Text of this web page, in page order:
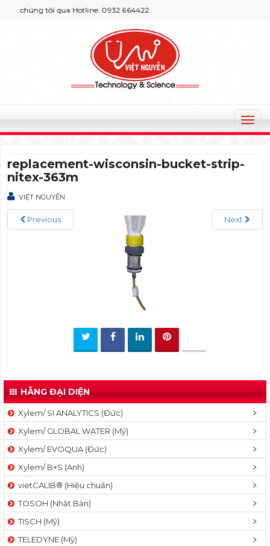
chúng tôi qua Hotline: 0932 664422
T
o
a
v
replacement-wisconsin-bucket-strip-
nitex-363m
VIỆT NGUYỄN
Previous Next
HÃNG ĐẠI DIỆN
Xylem/ SI ANALYTICS (Đức)
Xylem/ GLOBAL WATER (Mỹ)
Xylem/ EVOQUA (Đức)
Xylem/ B+S (Anh)
vietCALIB® (Hiệu chuẩn)
TOSOH (Nhật Bản)
TISCH (Mỹ)
TELEDYNE (Mỹ)